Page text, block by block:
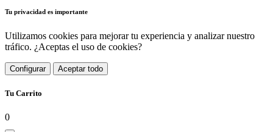
Tu privacidad es importante
Utilizamos cookies para mejorar tu experiencia y analizar nuestro
tráfico. ¿Aceptas el uso de cookies?
Configurar Aceptar todo
Tu Carrito
0